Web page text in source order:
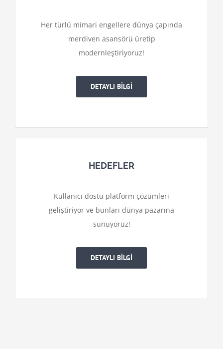
Her türlü mimari engellere dünya çapında
merdiven asansörü üretip
modernleştiriyoruz!
DETAYLI BİLGİ
HEDEFLER
Kullanıcı dostu platform çözümleri
geliştiriyor ve bunları dünya pazarına
sunuyoruz!
DETAYLI BİLGİ